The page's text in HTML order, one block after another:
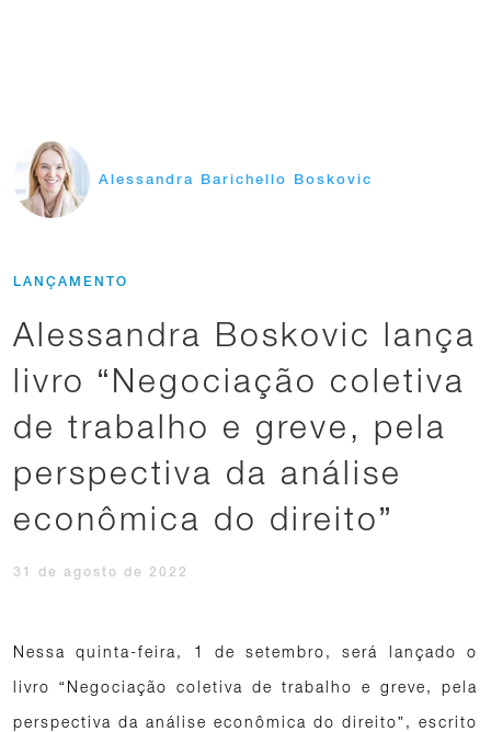
Alessandra Barichello Boskovic
LANÇAMENTO
Alessandra Boskovic lança
livro “Negociação coletiva
de trabalho e greve, pela
perspectiva da análise
econômica do direito”
31 de agosto de 2022
Nessa quinta-feira, 1 de setembro, será lançado o
livro “Negociação coletiva de trabalho e greve, pela
perspectiva da análise econômica do direito”, escrito